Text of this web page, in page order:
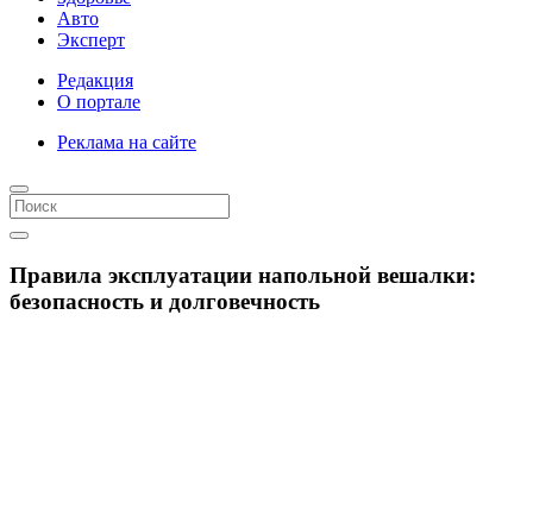
Авто
Эксперт
Редакция
О портале
Реклама на сайте
Правила эксплуатации напольной вешалки:
безопасность и долговечность